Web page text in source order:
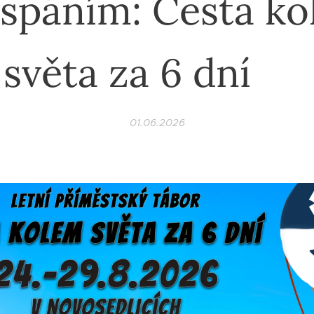
Cesta
světa za 6 dní ✈️
01.06.2026